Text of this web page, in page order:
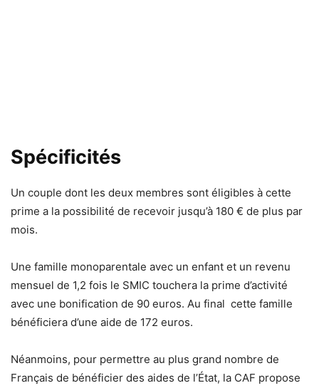
Spécificités
Un couple dont les deux membres sont éligibles à cette
prime a la possibilité de recevoir jusqu’à 180 € de plus par
mois.
Une famille monoparentale avec un enfant et un revenu
mensuel de 1,2 fois le SMIC touchera la prime d’activité
avec une bonification de 90 euros. Au final cette famille
bénéficiera d’une aide de 172 euros.
Néanmoins, pour permettre au plus grand nombre de
Français de bénéficier des aides de l’État, la CAF propose